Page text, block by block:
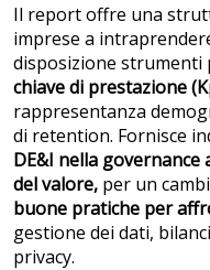
Il report offre una
imprese a
disposizione strumenti
chiave di prestazione
rappresentanza
di retention. Fornisce
DE&I nella
del valore, per un
buone pratiche per
gestione dei dati,
privacy.